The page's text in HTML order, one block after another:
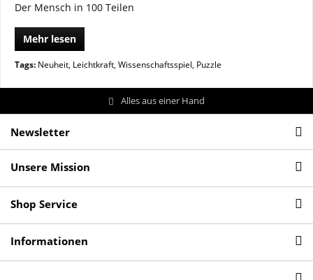
Der Mensch in 100 Teilen
Mehr lesen
Tags: Neuheit, Leichtkraft, Wissenschaftsspiel, Puzzle
Alles aus einer Hand
Newsletter
Unsere Mission
Shop Service
Informationen